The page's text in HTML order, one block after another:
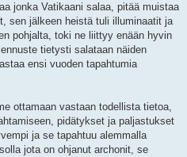
jonka Vatikaani salaa, pitää muistaa
sen jälkeen heistä tuli illuminaatit ja
pohjalta, toki ne liittyy enään hyvin
tietysti salataan näiden
ensi vuoden tapahtumia
ottamaan vastaan todellista tietoa,
pidätykset ja paljastukset
ja se tapahtuu alemmalla
jota on ohjanut archonit, se